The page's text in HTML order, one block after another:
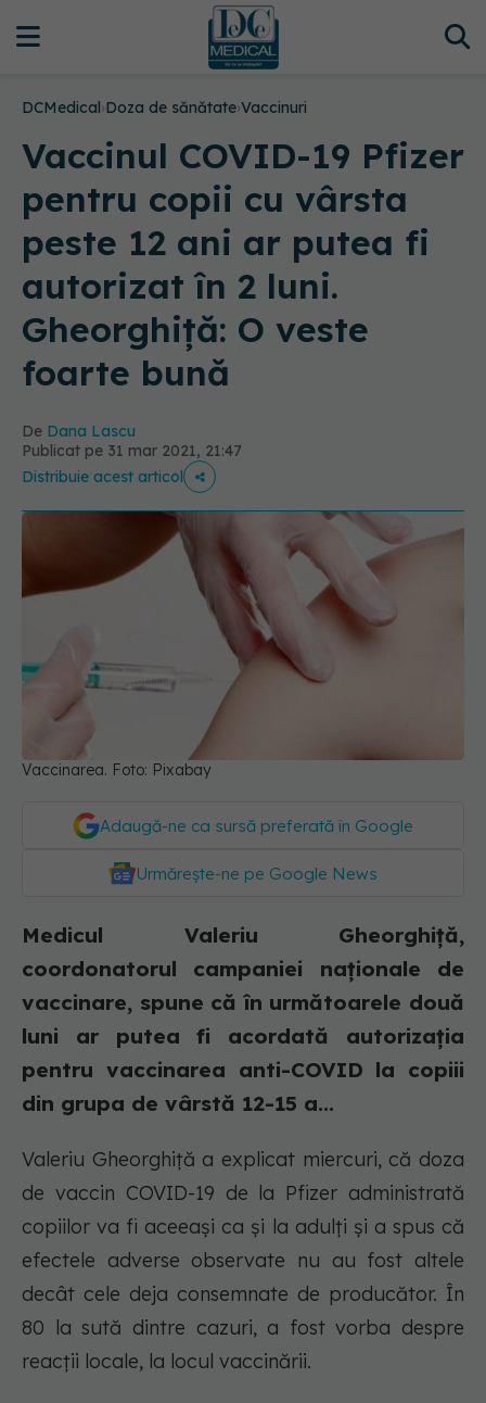
DCMedical›Doza de sănătate›Vaccinuri
Vaccinul COVID-19 Pfizer
pentru copii cu vârsta
peste 12 ani ar putea fi
autorizat în 2 luni.
Gheorghiță: O veste
foarte bună
De Dana Lascu
Publicat pe 31 mar 2021, 21:47
Distribuie acest articol
Vaccinarea. Foto: Pixabay
Adaugă-ne ca sursă preferată în Google
Urmărește-ne pe Google News
Medicul Valeriu Gheorghiță,
coordonatorul campaniei naționale de
vaccinare, spune că în următoarele două
luni ar putea fi acordată autorizația
pentru vaccinarea anti-COVID la copiii
din grupa de vârstă 12-15 a...
Valeriu Gheorghiță a explicat miercuri, că doza
de vaccin COVID-19 de la Pfizer administrată
copiilor va fi aceeași ca și la adulți și a spus că
efectele adverse observate nu au fost altele
decât cele deja consemnate de producător. În
80 la sută dintre cazuri, a fost vorba despre
reacții locale, la locul vaccinării.